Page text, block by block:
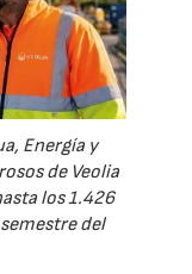
Energía y
de Veolia
los 1.426
del